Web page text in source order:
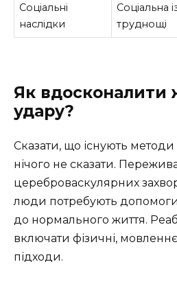
Соціальні
наслідки
Соціальна
труднощі
Як вдосконалити
удару?
Сказати, що існують методи
нічого не сказати.
цереброваскулярних
люди потребують
до нормального життя.
включати фізичні,
підходи.